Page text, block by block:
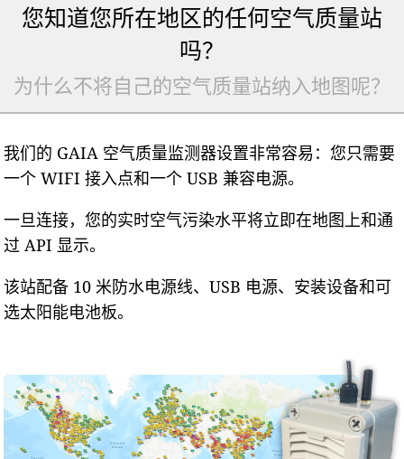
您知道您所在地区的任何空气质量站
吗？
为什么不将自己的空气质量站纳入地图呢？
我们的 GAIA 空气质量监测器设置非常容易：您只需要
一个 WIFI 接入点和一个 USB 兼容电源。
一旦连接，您的实时空气污染水平将立即在地图上和通
过 API 显示。
该站配备 10 米防水电源线、USB 电源、安装设备和可
选太阳能电池板。